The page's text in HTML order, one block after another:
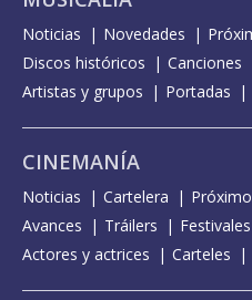
Noticias Novedades
Discos históricos
Canciones
Artistas y grupos
Portadas
CINEMANÍA
Noticias Cartelera
Avances
Tráilers
Actores y actrices
Carteles